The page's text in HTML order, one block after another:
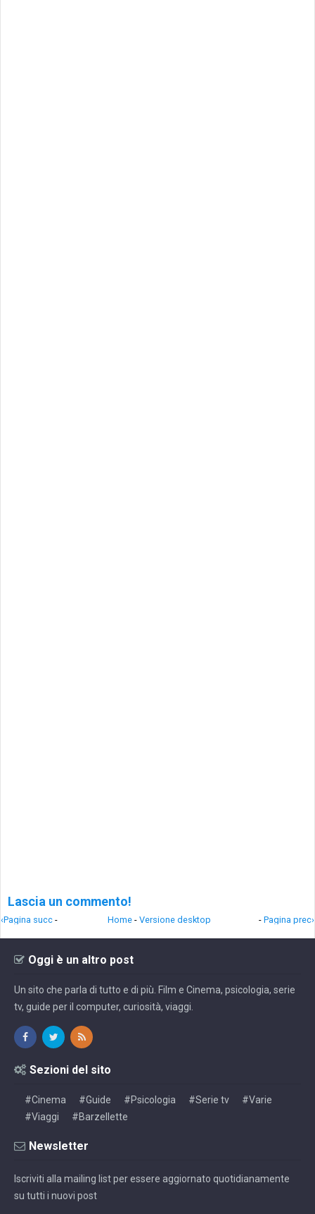
Lascia un commento!
‹Pagina succ - - Pagina prec›
Home - Versione desktop
Oggi è un altro post
Un sito che parla di tutto e di più. Film e Cinema, psicologia, serie
tv, guide per il computer, curiosità, viaggi.
Sezioni del sito
#Cinema #Guide #Psicologia #Serie tv
#Varie
#Viaggi
#Barzellette
Newsletter
Iscriviti alla mailing list per essere aggiornato quotidianamente
su tutti i nuovi post